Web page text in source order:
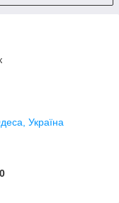
Україна